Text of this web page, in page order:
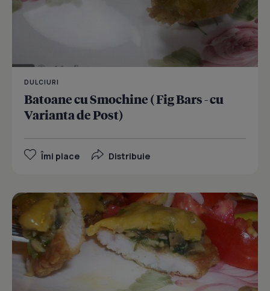
DULCIURI
Batoane cu Smochine ( Fig Bars - cu
Varianta de Post)
Îmi place Distribuie